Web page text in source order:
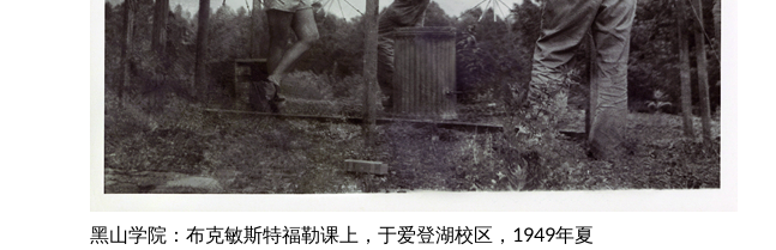
黑山学院：布克敏斯特福勒课上，于爱登湖校区，1949年夏